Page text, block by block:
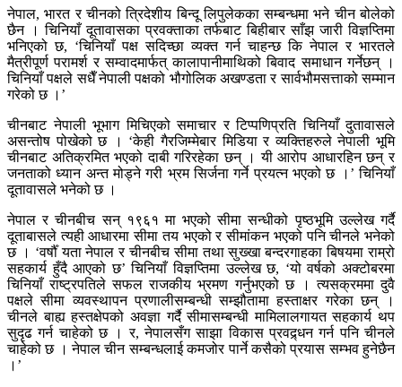
नेपाल, भारत र चीनको त्रिदेशीय बिन्दू लिपुलेकका सम्बन्धमा भने चीन बोलेको
छैन । चिनियाँ दूतावासका प्रवक्ताका तर्फबाट बिहीबार साँझ जारी विज्ञप्तिमा
भनिएको छ, ‘चिनियाँ पक्ष सदिच्छा व्यक्त गर्न चाहन्छ कि नेपाल र भारतले
मैत्रीपूर्ण परामर्श र सम्वादमार्फत् कालापानीमाथिको बिवाद समाधान गर्नेछन् ।
चिनियाँ पक्षले सधैँ नेपाली पक्षको भौगोलिक अखण्डता र सार्वभौमसत्ताको सम्मान
गरेको छ ।’
चीनबाट नेपाली भूभाग मिचिएको समाचार र टिप्पणिप्रति चिनियाँ दुतावासले
असन्तोष पोखेको छ । ‘केही गैरजिम्मेबार मिडिया र व्यक्तिहरुले नेपाली भूमि
चीनबाट अतिक्रमित भएको दाबी गरिरहेका छन् । यी आरोप आधारहिन छन् र
जनताको ध्यान अन्त मोड्ने गरी भ्रम सिर्जना गर्ने प्रयत्न भएको छ ।’ चिनियाँ
दूतावासले भनेको छ ।
नेपाल र चीनबीच सन् १९६१ मा भएको सीमा सन्धीको पृष्ठभूमि उल्लेख गर्दै
दूताबासले त्यही आधारमा सीमा तय भएको र सीमांकन भएको पनि चीनले भनेको
छ । ‘वर्षौँ यता नेपाल र चीनबीच सीमा तथा सुख्खा बन्दरगाहका बिषयमा राम्रो
सहकार्य हुँदै आएको छ’ चिनियाँ विज्ञप्तिमा उल्लेख छ, ‘यो वर्षको अक्टोबरमा
चिनियाँ राष्ट्रपतिले सफल राजकीय भ्रमण गर्नुभएको छ । त्यसक्रममा दुवै
पक्षले सीमा व्यवस्थापन प्रणालीसम्बन्धी सम्झौतामा हस्ताक्षर गरेका छन् ।
चीनले बाह्य हस्तक्षेपको अवज्ञा गर्दै सीमासम्बन्धी मामिलालगायत सहकार्य थप
सुदृढ गर्न चाहेको छ । र, नेपालसँग साझा विकास प्रवद्र्धन गर्न पनि चीनले
चाहेको छ । नेपाल चीन सम्बन्धलाई कमजोर पार्ने कसैको प्रयास सम्भव हुनेछैन
।’